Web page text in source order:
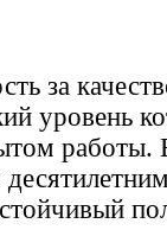
за
уровень
работы.